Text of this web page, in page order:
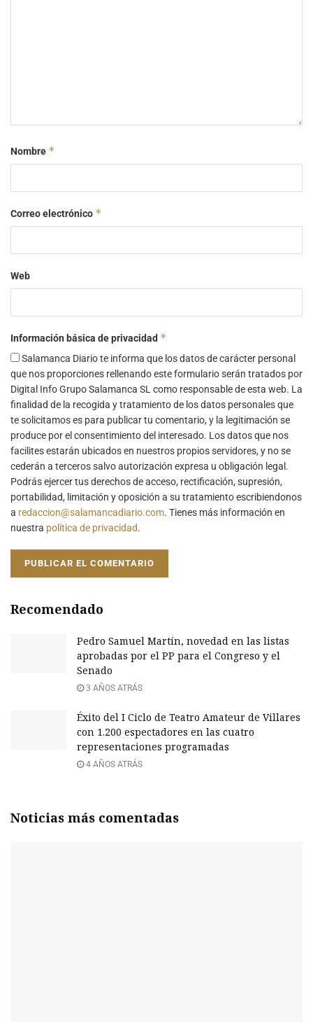
Nombre *
Correo electrónico *
Web
Información básica de privacidad *
Salamanca Diario te informa que los datos de carácter personal
que nos proporciones rellenando este formulario serán tratados por
Digital Info Grupo Salamanca SL como responsable de esta web. La
finalidad de la recogida y tratamiento de los datos personales que
te solicitamos es para publicar tu comentario, y la legitimación se
produce por el consentimiento del interesado. Los datos que nos
facilites estarán ubicados en nuestros propios servidores, y no se
cederán a terceros salvo autorización expresa u obligación legal.
Podrás ejercer tus derechos de acceso, rectificación, supresión,
portabilidad, limitación y oposición a su tratamiento escribiendonos
a redaccion@salamancadiario.com. Tienes más información en
nuestra política de privacidad.
Recomendado
Pedro Samuel Martín, novedad en las listas
aprobadas por el PP para el Congreso y el
Senado
3 AÑOS ATRÁS
Éxito del I Ciclo de Teatro Amateur de Villares
con 1.200 espectadores en las cuatro
representaciones programadas
4 AÑOS ATRÁS
Noticias más comentadas